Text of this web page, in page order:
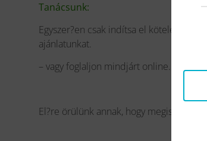
Tanácsunk:
Egyszer?en csak indítsa el
ajánlatunkat.
– vagy foglaljon mindjárt online.
El?re örülünk annak, hogy